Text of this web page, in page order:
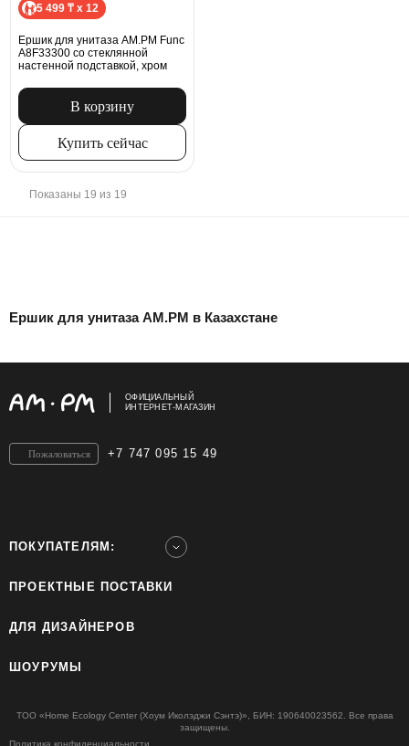
5 499 ₸ x 12
Ершик для унитаза AM.PM Func
A8F33300 со стеклянной
настенной подставкой, хром
В корзину
Купить сейчас
Показаны 19 из 19
Ершик для унитаза AM.PM в Казахстане
ОФИЦИАЛЬНЫЙ
ИНТЕРНЕТ-МАГАЗИН
+7 747 095 15 49
Пожаловаться
ПОКУПАТЕЛЯМ:
ПРОЕКТНЫЕ ПОСТАВКИ
ДЛЯ ДИЗАЙНЕРОВ
ШОУРУМЫ
ТОО «Home Ecology Center (Хоум Иколэджи Сэнтэ)», БИН: 190640023562. Все права
защищены.